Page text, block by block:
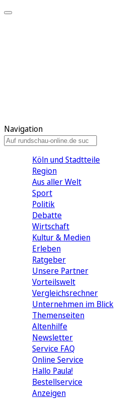
Navigation
Köln und Stadtteile
Region
Aus aller Welt
Sport
Politik
Debatte
Wirtschaft
Kultur & Medien
Erleben
Ratgeber
Unsere Partner
Vorteilswelt
Vergleichsrechner
Unternehmen im Blick
Themenseiten
Altenhilfe
Newsletter
Service FAQ
Online Service
Hallo Paula!
Bestellservice
Anzeigen